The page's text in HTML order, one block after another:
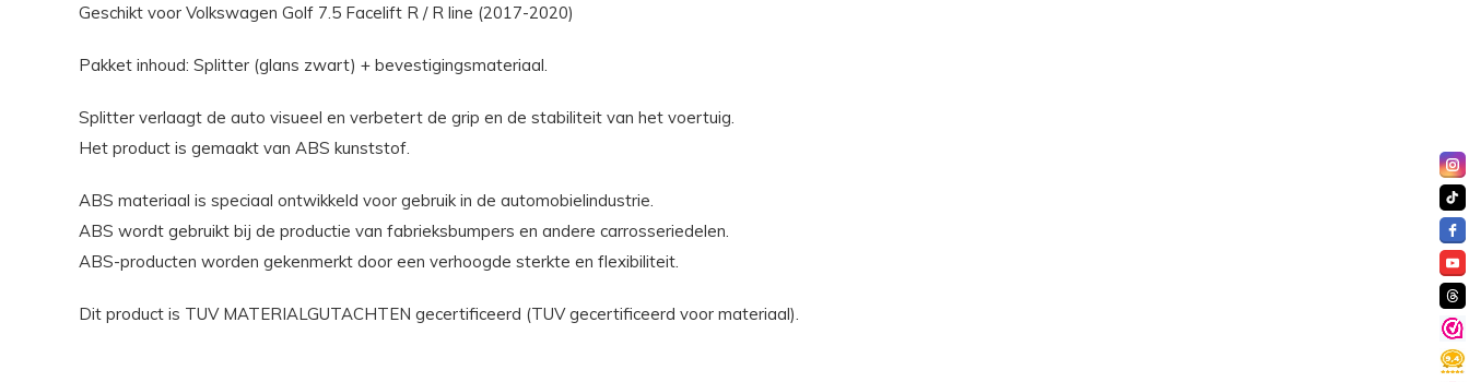
Geschikt voor Volkswagen Golf 7.5 Facelift R / R line (2017-2020)
Pakket inhoud: Splitter (glans zwart) + bevestigingsmateriaal.
Splitter verlaagt de auto visueel en verbetert de grip en de stabiliteit van het voertuig.
Het product is gemaakt van ABS kunststof.
ABS materiaal is speciaal ontwikkeld voor gebruik in de automobielindustrie.
ABS wordt gebruikt bij de productie van fabrieksbumpers en andere carrosseriedelen.
ABS-producten worden gekenmerkt door een verhoogde sterkte en flexibiliteit.
Dit product is TUV MATERIALGUTACHTEN gecertificeerd (TUV gecertificeerd voor materiaal).